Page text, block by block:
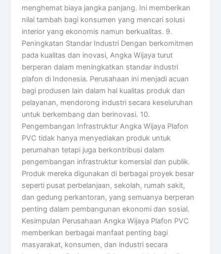
menghemat biaya jangka panjang. Ini memberikan
nilai tambah bagi konsumen yang mencari solusi
interior yang ekonomis namun berkualitas. 9.
Peningkatan Standar Industri Dengan berkomitmen
pada kualitas dan inovasi, Angka Wijaya turut
berperan dalam meningkatkan standar industri
plafon di Indonesia. Perusahaan ini menjadi acuan
bagi produsen lain dalam hal kualitas produk dan
pelayanan, mendorong industri secara keseluruhan
untuk berkembang dan berinovasi. 10.
Pengembangan Infrastruktur Angka Wijaya Plafon
PVC tidak hanya menyediakan produk untuk
perumahan tetapi juga berkontribusi dalam
pengembangan infrastruktur komersial dan publik.
Produk mereka digunakan di berbagai proyek besar
seperti pusat perbelanjaan, sekolah, rumah sakit,
dan gedung perkantoran, yang semuanya berperan
penting dalam pembangunan ekonomi dan sosial.
Kesimpulan Perusahaan Angka Wijaya Plafon PVC
memberikan berbagai manfaat penting bagi
masyarakat, konsumen, dan industri secara